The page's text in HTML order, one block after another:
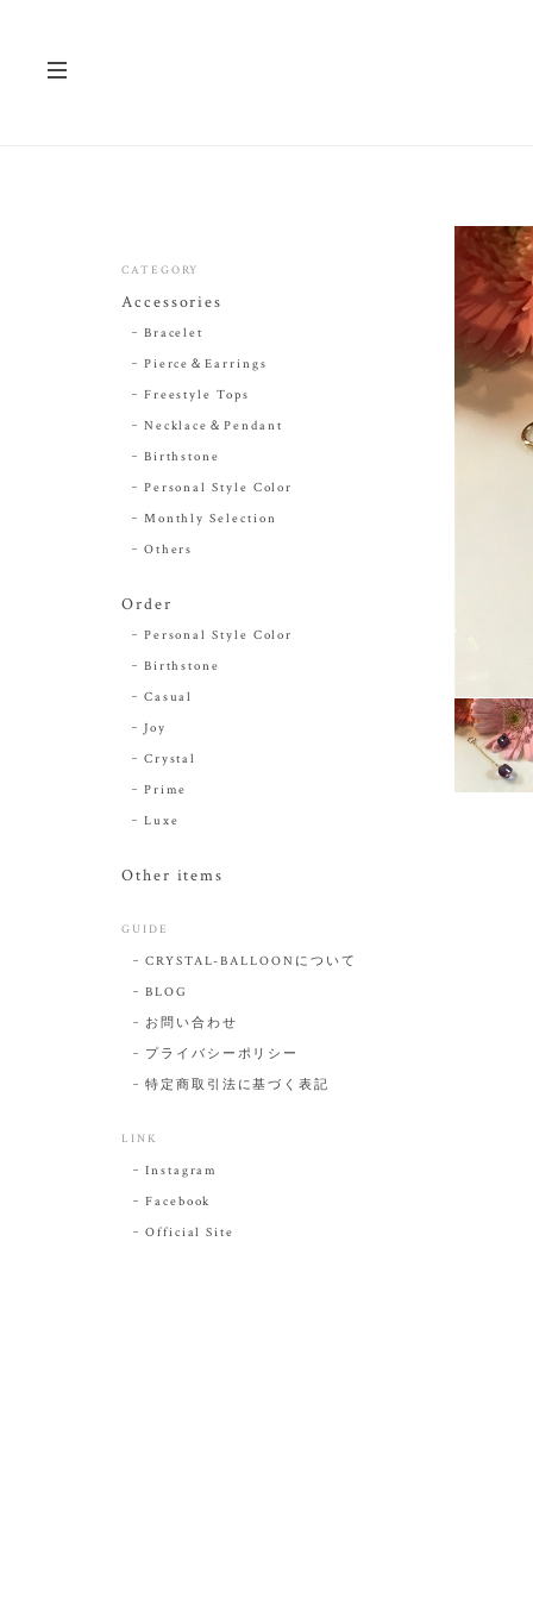
CATEGORY
Accessories
Bracelet
Pierce＆Earrings
Freestyle Tops
Necklace＆Pendant
Birthstone
Personal Style Color
Monthly Selection
Others
Order
Personal Style Color
Birthstone
Casual
Joy
Crystal
Prime
Luxe
Other items
GUIDE
CRYSTAL-BALLOONについて
BLOG
お問い合わせ
プライバシーポリシー
特定商取引法に基づく表記
LINK
Instagram
Facebook
Official Site